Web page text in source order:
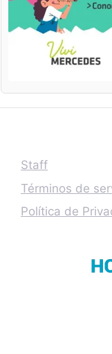
Staff
Términos de
Política de